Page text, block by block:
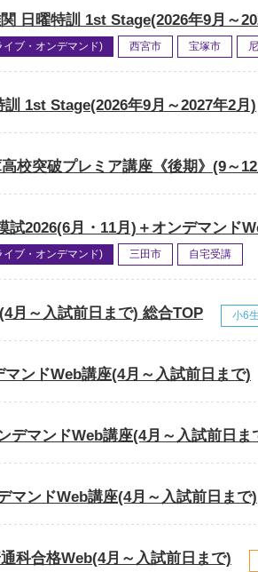
日曜特訓 1st Stage(2026年9月～
イブ・オンデマンド) 西宮市 宝塚市
1st Stage(2026年9月～2027年2月)
校突破プレミア講座《後期》(9～
試2026(6月・11月)＋オンデマンド
イブ・オンデマンド) 三田市 自宅受講
月～入試前日まで) 総合TOP 小6生
ンドWeb講座(4月～入試前日まで)
デマンドWeb講座(4月～入試前日ま
マンドWeb講座(4月～入試前日まで)
科合格Web(4月～入試前日まで)